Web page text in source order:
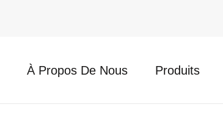
À Propos De Nous Produits